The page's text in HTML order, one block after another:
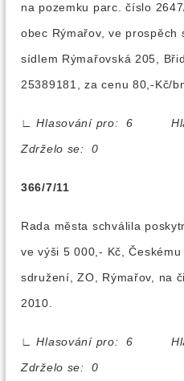
na pozemku parc. číslo
obec Rýmařov, ve
sídlem Rýmařovská 205,
25389181, za cenu 80,-Kč/
∟
Hlasování pro: 6
Zdrželo se: 0
366/7/11
Rada města schválila
ve výši 5 000,- Kč,
sdružení, ZO, Rýmařov, na
2010.
∟
Hlasování pro: 6
Zdrželo se: 0